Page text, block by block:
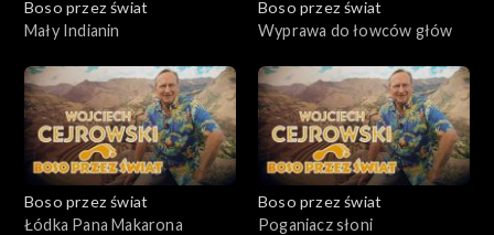
Boso przez świat
Mały Indianin
Boso przez świat
Wyprawa do łowców głów
Boso przez świat
Łódka Pana Makarona
Boso przez świat
Poganiacz słoni